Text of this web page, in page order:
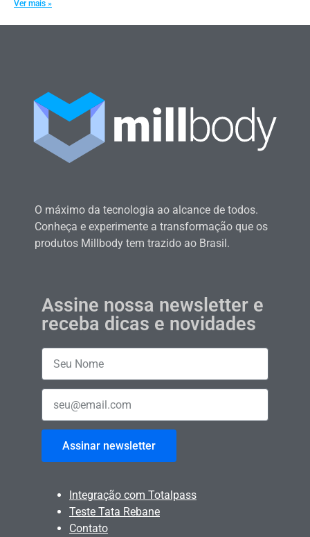
Ver mais »
O máximo da tecnologia ao alcance de todos.
Conheça e experimente a transformação que os
produtos Millbody tem trazido ao Brasil.
Assine nossa newsletter e
receba dicas e novidades
Assinar newsletter
Integração com Totalpass
Teste Tata Rebane
Contato